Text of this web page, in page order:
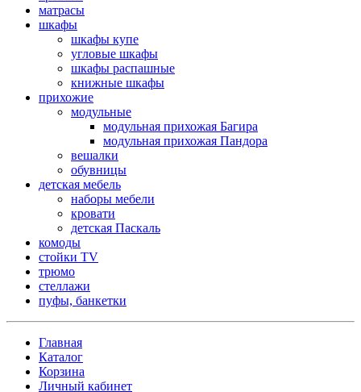
матрасы
шкафы
шкафы купе
угловые шкафы
шкафы распашные
книжные шкафы
прихожие
модульные
модульная прихожая Багира
модульная прихожая Пандора
вешалки
обувницы
детская мебель
наборы мебели
кровати
детская Паскаль
комоды
стойки TV
трюмо
стеллажи
пуфы, банкетки
Главная
Каталог
Корзина
Личный кабинет